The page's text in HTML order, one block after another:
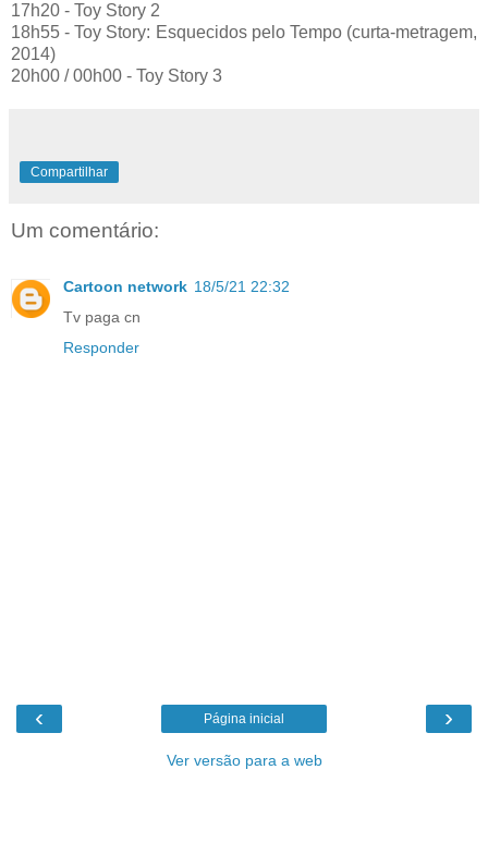
17h20 - Toy Story 2
18h55 - Toy Story: Esquecidos pelo Tempo (curta-metragem,
2014)
20h00 / 00h00 - Toy Story 3
Compartilhar
Um comentário:
Cartoon network 18/5/21 22:32
Tv paga cn
Responder
‹ ›
Página inicial
Ver versão para a web